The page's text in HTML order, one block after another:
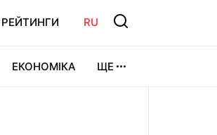
РЕЙТИНГИ RU
ЕКОНОМІКА ЩЕ